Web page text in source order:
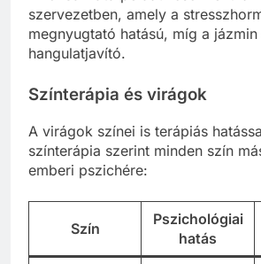
szervezetben, amely a
megnyugtató hatású, míg a
hangulatjavító.
Színterápia és virágok
A virágok színei is terápiás
színterápia szerint minden szín
emberi pszichére:
Szín
Pszichológiai
hatás